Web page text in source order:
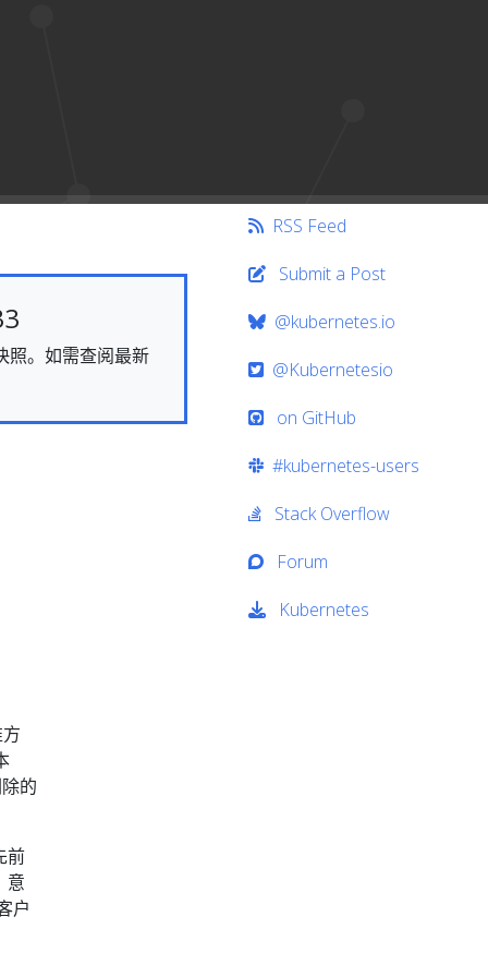
照。如需查阅最新
的
前
意
户
RSS Feed
Submit a Post
@kubernetes.io
@Kubernetesio
on GitHub
#kubernetes-users
Stack Overflow
Forum
Kubernetes